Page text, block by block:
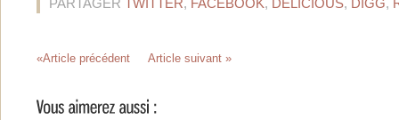
PARTAGER TWITTER, FACEBOOK, DELICIOUS, DIGG,
«Article précédent Article suivant »